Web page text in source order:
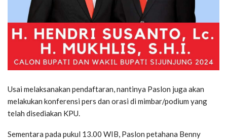
Usai melaksanakan pendaftaran, nantinya Paslon juga akan
melakukan konferensi pers dan orasi di mimbar/podium yang
telah disediakan KPU.
Sementara pada pukul 13.00 WIB, Paslon petahana Benny